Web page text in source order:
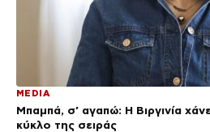
MEDIA
Μπαμπά, σ’ αγαπώ: Η Βιργινία
κύκλο της σειράς